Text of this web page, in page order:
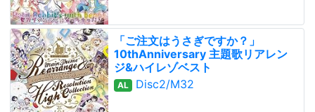
「ご注文はうさぎですか？」
10thAnniversary 主題歌リアレン
ジ&ハイレゾベスト
AL Disc2/M32